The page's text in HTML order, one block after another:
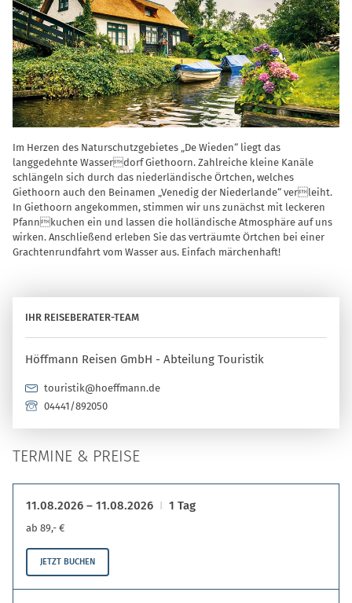
Im Herzen des Naturschutzgebietes „De Wieden“ liegt das
langgedehnte Wasserdorf Giethoorn. Zahlreiche kleine Kanäle
schlängeln sich durch das niederländische Örtchen, welches
Giethoorn auch den Beinamen „Venedig der Niederlande“ verleiht.
In Giethoorn angekommen, stimmen wir uns zunächst mit leckeren
Pfannkuchen ein und lassen die holländische Atmosphäre auf uns
wirken. Anschließend erleben Sie das verträumte Örtchen bei einer
Grachtenrundfahrt vom Wasser aus. Einfach märchenhaft!
IHR REISEBERATER-TEAM
Höffmann Reisen GmbH - Abteilung Touristik
touristik@hoeffmann.de
04441/892050
TERMINE & PREISE
11.08.2026 – 11.08.2026 1 Tag
ab 89,- €
JETZT BUCHEN